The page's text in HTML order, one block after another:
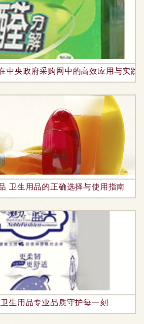
中央政府采购网中的高效应用与实践
卫生用品的正确选择与使用指南
生用品专业品质守护每一刻